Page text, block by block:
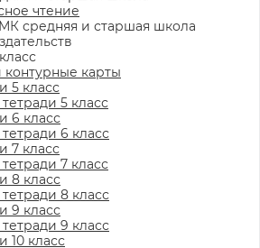
чтение
средняя и старшая школа
контурные карты
5 класс
5 класс
6 класс
6 класс
7 класс
7 класс
8 класс
8 класс
9 класс
9 класс
10 класс